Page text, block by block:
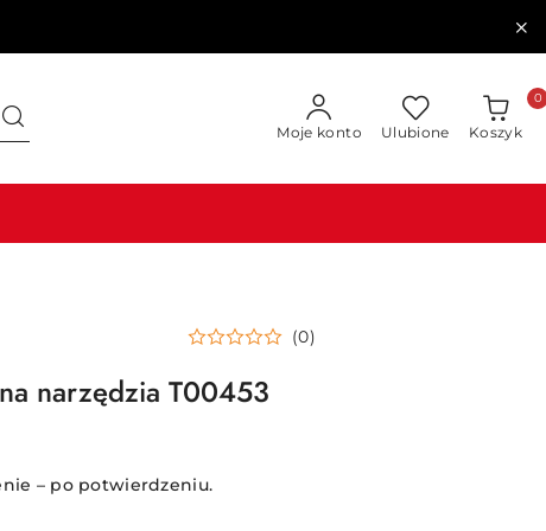
Moje konto Ulubione Koszyk
0
(0)
narzędzia T00453
– po potwierdzeniu.